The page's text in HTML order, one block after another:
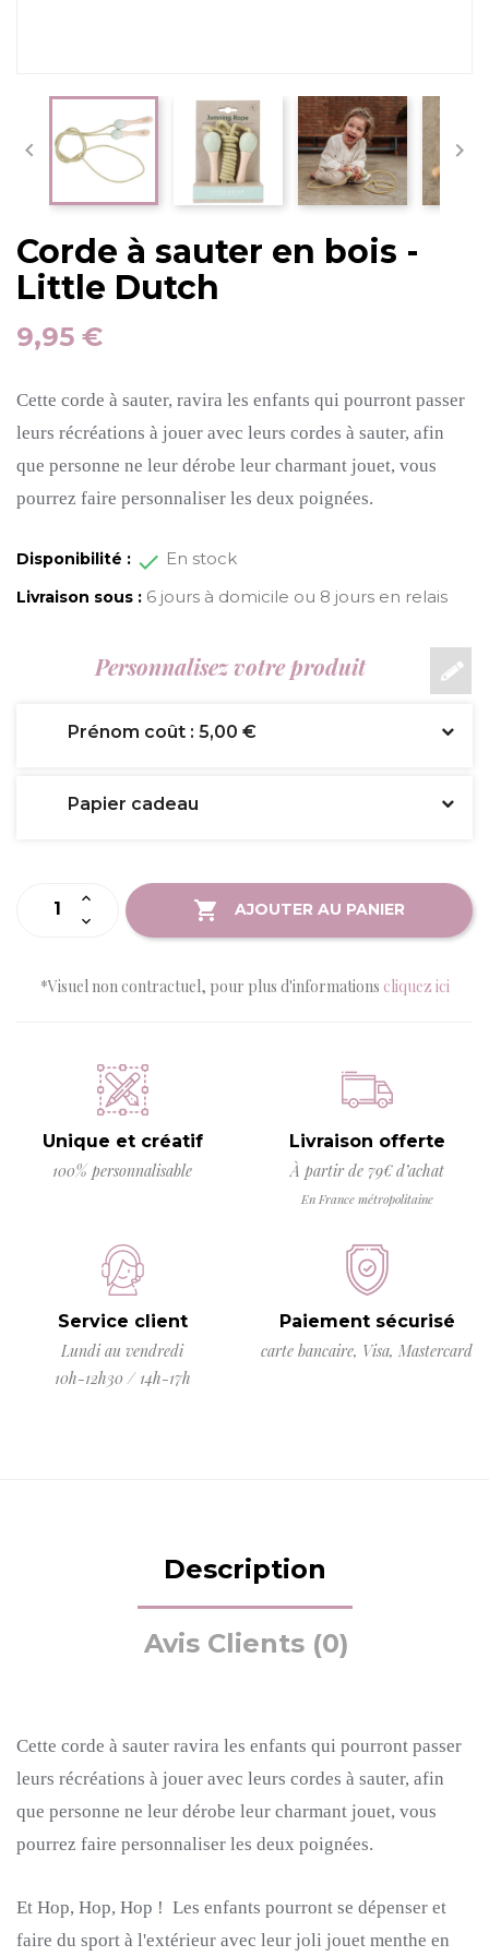
 
Corde à sauter en bois -
Little Dutch
9,95 €
Cette corde à sauter, ravira les enfants qui pourront passer
leurs récréations à jouer avec leurs cordes à sauter, afin
que personne ne leur dérobe leur charmant jouet, vous
pourrez faire personnaliser les deux poignées.
Disponibilité : En stock
Livraison sous : 6 jours à domicile ou 8 jours en relais
Personnalisez votre produit
Prénom coût : 5,00 €
Papier cadeau
AJOUTER AU PANIER
*Visuel non contractuel, pour plus d'informations cliquez ici
Unique et créatif
100% personnalisable
Livraison offerte
À partir de 79€ d’achat
En France métropolitaine
Service client
Lundi au vendredi
10h-12h30 / 14h-17h
Paiement sécurisé
carte bancaire, Visa, Mastercard
Description
Avis Clients (0)
Cette corde à sauter ravira les enfants qui pourront passer
leurs récréations à jouer avec leurs cordes à sauter, afin
que personne ne leur dérobe leur charmant jouet, vous
pourrez faire personnaliser les deux poignées.
Et Hop, Hop, Hop ! Les enfants pourront se dépenser et
faire du sport à l'extérieur avec leur joli jouet menthe en